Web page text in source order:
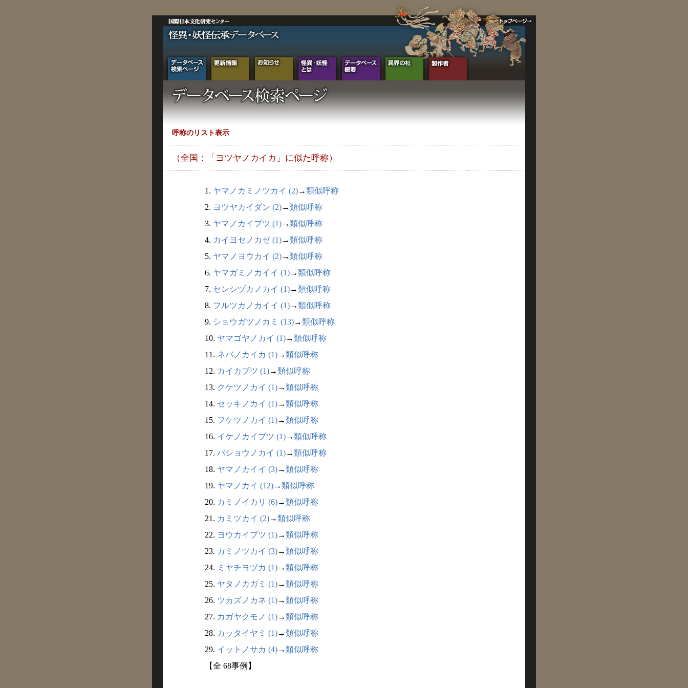
呼称のリスト表示
（全国：「ヨツヤノカイカ」に似た呼称）
1. ヤマノカミノツカイ (2)→類似呼称
2. ヨツヤカイダン (2)→類似呼称
3. ヤマノカイブツ (1)→類似呼称
4. カイヨセノカゼ (1)→類似呼称
5. ヤマノヨウカイ (2)→類似呼称
6. ヤマガミノカイイ (1)→類似呼称
7. センシヅカノカイ (1)→類似呼称
8. フルツカノカイイ (1)→類似呼称
9. ショウガツノカミ (13)→類似呼称
10. ヤマゴヤノカイ (1)→類似呼称
11. ネバノカイカ (1)→類似呼称
12. カイカブツ (1)→類似呼称
13. クケツノカイ (1)→類似呼称
14. セッキノカイ (1)→類似呼称
15. フケツノカイ (1)→類似呼称
16. イケノカイブツ (1)→類似呼称
17. バショウノカイ (1)→類似呼称
18. ヤマノカイイ (3)→類似呼称
19. ヤマノカイ (12)→類似呼称
20. カミノイカリ (6)→類似呼称
21. カミツカイ (2)→類似呼称
22. ヨウカイブツ (1)→類似呼称
23. カミノツカイ (3)→類似呼称
24. ミヤチヨヅカ (1)→類似呼称
25. ヤタノカガミ (1)→類似呼称
26. ツカズノカネ (1)→類似呼称
27. カガヤクモノ (1)→類似呼称
28. カッタイヤミ (1)→類似呼称
29. イットノサカ (4)→類似呼称
【全 68事例】